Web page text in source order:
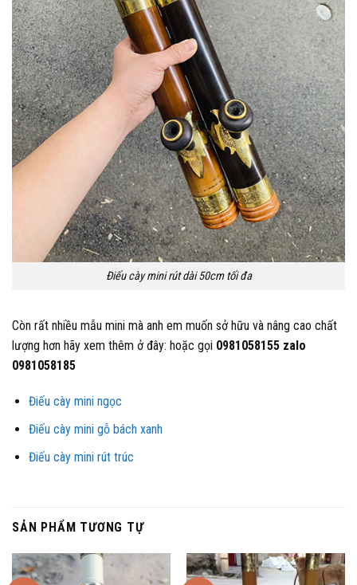
Điếu cày mini rút dài 50cm tối đa
Còn rất nhiều mẫu mini mà anh em muốn sở hữu và nâng cao chất
lượng hơn hãy xem thêm ở đây: hoặc gọi 0981058155 zalo
0981058185
Điếu cày mini ngọc
Điếu cày mini gỗ bách xanh
Điếu cày mini rút trúc
SẢN PHẨM TƯƠNG TỰ